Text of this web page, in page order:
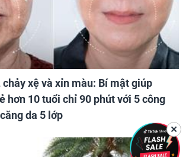
chảy xệ và xỉn màu: Bí mật giúp
hơn 10 tuổi chỉ 90 phút với 5 công
da 5 lớp
✕